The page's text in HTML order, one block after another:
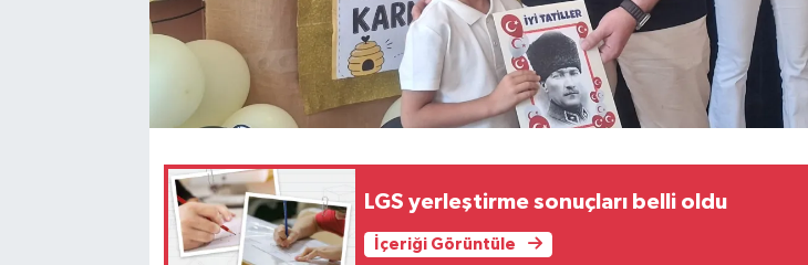
LGS yerleştirme sonuçları belli oldu
İçeriği Görüntüle